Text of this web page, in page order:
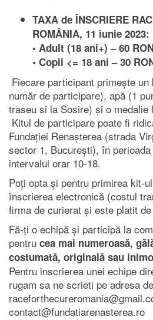
TAXA de ÎNSCRIERE
ROMÂNIA, 11 iunie 2023:
• Adult (18 ani+) – 60
• Copii <= 18 ani – 30
Fiecare participant primește
număr de participare), apă (1
traseu si la Sosire) și o medalie
Kitul de participare poate fi
Fundației Renașterea (strada
sector 1, București), în
intervalul orar 10-18.
Poți opta și pentru primirea kit-
înscrierea electronică (costul
firma de curierat și este platit
Fă-ți o echipă și participă la
pentru cea mai numeroasă,
costumată, originală sau
Pentru inscrierea unei echipe
rugam sa ne scrieti pe adresa
contact@fundatiarenasterea.ro